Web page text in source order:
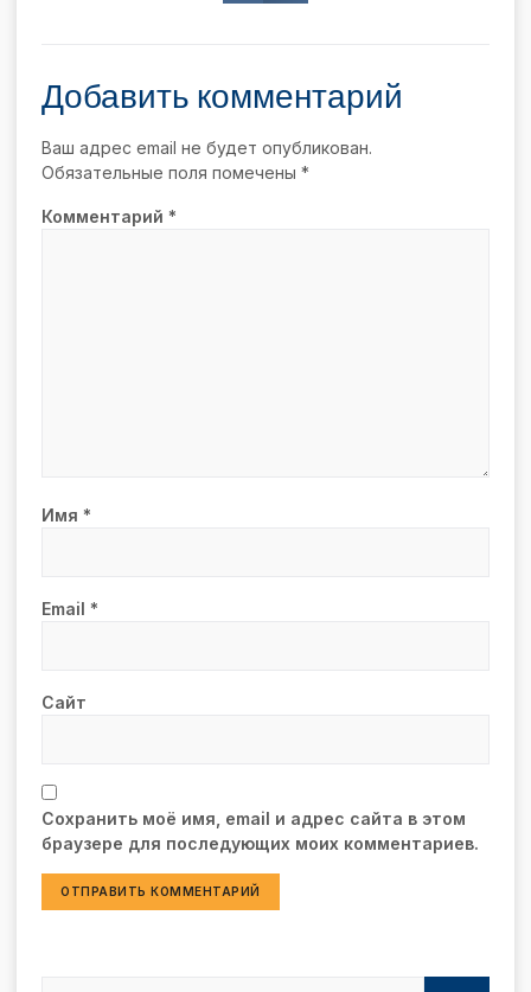
Добавить комментарий
Ваш адрес email не будет опубликован.
Обязательные поля помечены *
Комментарий *
Имя *
Email *
Сайт
Сохранить моё имя, email и адрес сайта в этом
браузере для последующих моих комментариев.